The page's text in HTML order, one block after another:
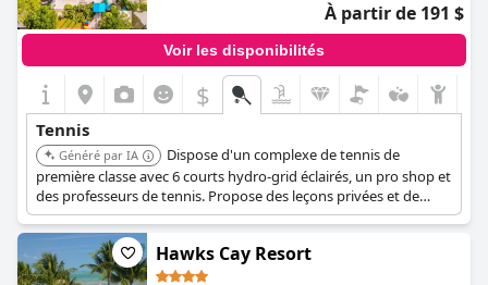
À partir de 191 $
Voir les disponibilités
$
Tennis
Généré par IA
Dispose d'un complexe de tennis de
première classe avec 6 courts hydro-grid éclairés, un pro shop et
des professeurs de tennis. Propose des leçons privées et de
groupe pour tous les niveaux, ce qui le rend idéal pour les
joueurs occasionnels et ceux qui cherchent à améliorer leur jeu.
L'adhésion au Resort Club est requise pour accéder aux courts
de tennis.
Hawks Cay Resort